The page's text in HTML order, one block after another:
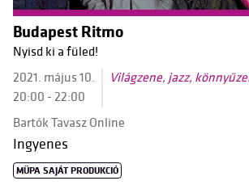
Budapest Ritmo
Nyisd ki a füled!
2021. május 10.
20:00 - 22:00
Világzene, jazz,
Bartók Tavasz Online
Ingyenes
MÜPA SAJÁT PRODUKCIÓ